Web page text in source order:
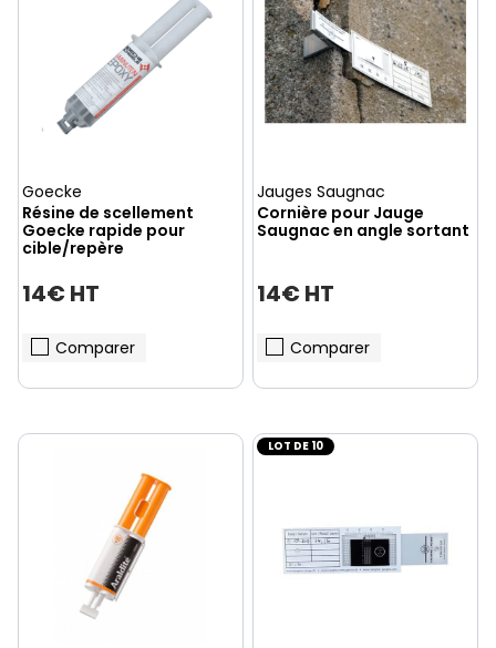
Goecke
Résine de scellement
Goecke rapide pour
cible/repère
14€ HT
Comparer
Jauges Saugnac
Cornière pour Jauge
Saugnac en angle sortant
14€ HT
Comparer
LOT DE 10